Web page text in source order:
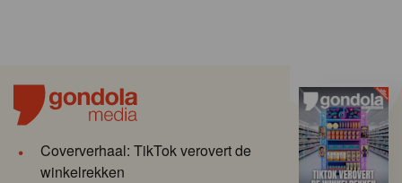
Coververhaal: TikTok verovert de
winkelrekken